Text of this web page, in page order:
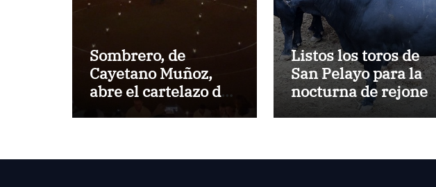
Sombrero, de
Cayetano Muñoz,
abre el cartelazo de
Marbella
Listos los toros de
San Pelayo para la
nocturna de rejones
en El Puerto